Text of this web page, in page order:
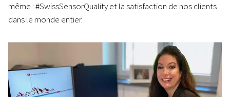
même : #SwissSensorQuality et la satisfaction de nos clients
dans le monde entier.